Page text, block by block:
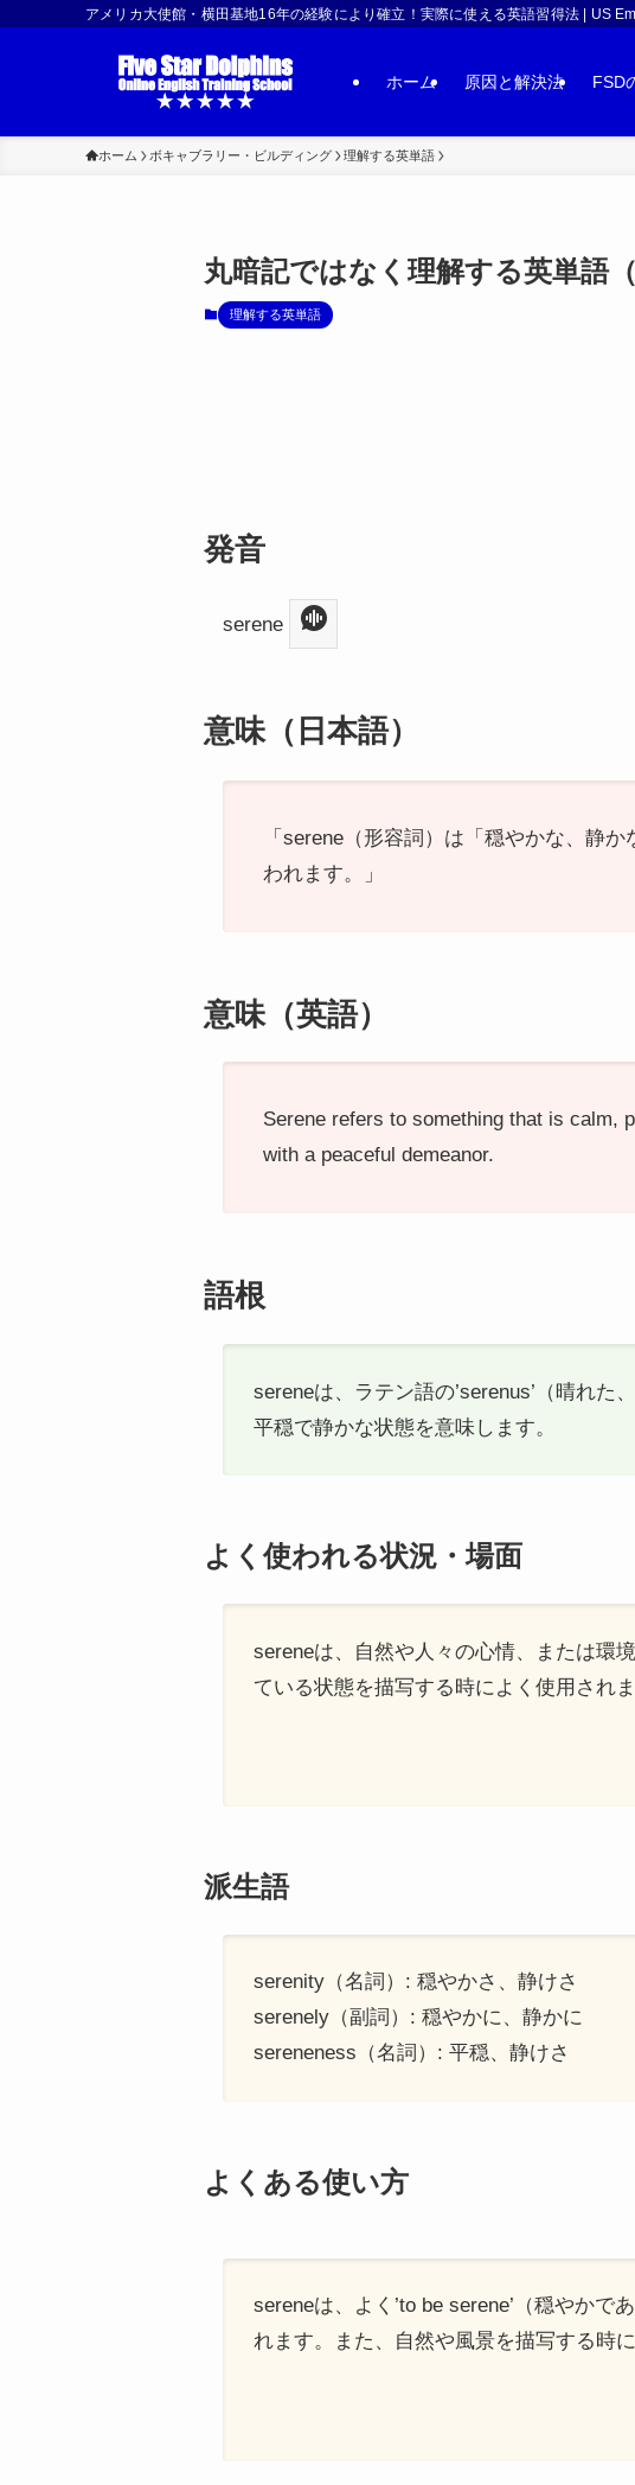
アメリカ大使館・横田基地16年の経験により確立！実際に使える英語習得法 | US
ホーム 原因と解決法 FSD
ホーム ボキャブラリー・ビルディング 理解する英単語
丸暗記ではなく理解する英単語
理解する英単語
発音
serene
意味（日本語）
「serene（形容詞）は「穏やかな、静
われます。」
意味（英語）
Serene refers to something that is calm,
with a peaceful demeanor.
語根
sereneは、ラテン語の’serenus’（晴れた
平穏で静かな状態を意味します。
よく使われる状況・場面
sereneは、自然や人々の心情、または環
ている状態を描写する時によく使用されま
派生語
serenity（名詞）: 穏やかさ、静けさ
serenely（副詞）: 穏やかに、静かに
sereneness（名詞）: 平穏、静けさ
よくある使い方
sereneは、よく’to be serene’（穏やかで
れます。また、自然や風景を描写する時